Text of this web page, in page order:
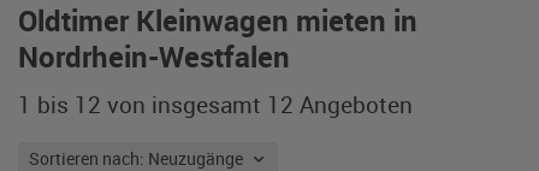
Oldtimer Kleinwagen mieten in
Nordrhein-Westfalen
1 bis 12 von insgesamt 12 Angeboten
Sortieren nach: Neuzugänge